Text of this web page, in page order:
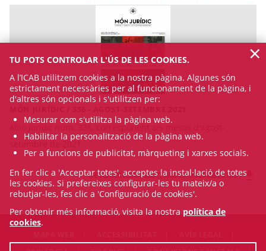
núm. 336, corresponent als mesos d'agost-
setembre de 2021
DESCARREGAR 336 (7.606451034545898 MB)
TU POTS CONTROLAR L'ÚS DE LES COOKIES.
A l’ICAB utilitzem cookies a la nostra pàgina. Algunes són
estrictament necessàries per al funcionament de la pàgina, i
d'altres són opcionals i s'utilitzen per:
Mesurar com s'utilitza la pàgina web.
Habilitar la personalització de la pàgina web.
Per a funcions de publicitat, màrqueting i xarxes socials.
En fer clic a 'Acceptar totes', acceptes la instal·lació de totes
les cookies. Si prefereixes configurar-les tu mateix/a o
rebutjar-les, fes clic a 'Configuració de cookies'.
Per obtenir més informació, visita la nostra política de
cookies.
×